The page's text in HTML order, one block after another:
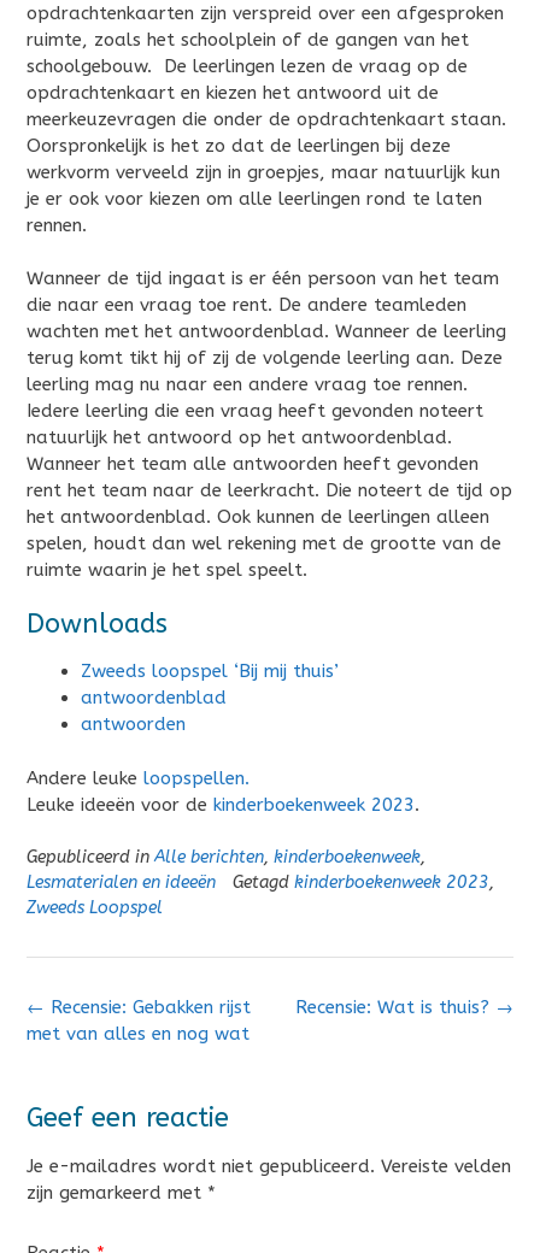
opdrachtenkaarten zijn verspreid over een afgesproken
ruimte, zoals het schoolplein of de gangen van het
schoolgebouw. De leerlingen lezen de vraag op de
opdrachtenkaart en kiezen het antwoord uit de
meerkeuzevragen die onder de opdrachtenkaart staan.
Oorspronkelijk is het zo dat de leerlingen bij deze
werkvorm verveeld zijn in groepjes, maar natuurlijk kun
je er ook voor kiezen om alle leerlingen rond te laten
rennen.
Wanneer de tijd ingaat is er één persoon van het team
die naar een vraag toe rent. De andere teamleden
wachten met het antwoordenblad. Wanneer de leerling
terug komt tikt hij of zij de volgende leerling aan. Deze
leerling mag nu naar een andere vraag toe rennen.
Iedere leerling die een vraag heeft gevonden noteert
natuurlijk het antwoord op het antwoordenblad.
Wanneer het team alle antwoorden heeft gevonden
rent het team naar de leerkracht. Die noteert de tijd op
het antwoordenblad. Ook kunnen de leerlingen alleen
spelen, houdt dan wel rekening met de grootte van de
ruimte waarin je het spel speelt.
Downloads
Zweeds loopspel ‘Bij mij thuis’
antwoordenblad
antwoorden
Andere leuke loopspellen.
Leuke ideeën voor de kinderboekenweek 2023.
Gepubliceerd inAlle berichten, kinderboekenweek,
Lesmaterialen en ideeën
Getagd kinderboekenweek 2023,
Zweeds Loopspel
Bericht
navigatie
Recensie: Wat is thuis? →
← Recensie: Gebakken rijst
met van alles en nog wat
Geef een reactie
Je e-mailadres wordt niet gepubliceerd. Vereiste velden
zijn gemarkeerd met *